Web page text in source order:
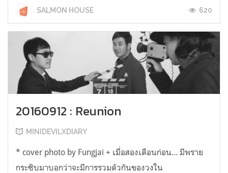
SALMON HOUSE 620
20160912 : Reunion
MINIDEVILXDIARY
* cover photo by Fungjai + เมื่อสองเดือนก่อน... มีพราย
กระซิบมาบอกว่าจะมีการรวมตัวกันของวงใน